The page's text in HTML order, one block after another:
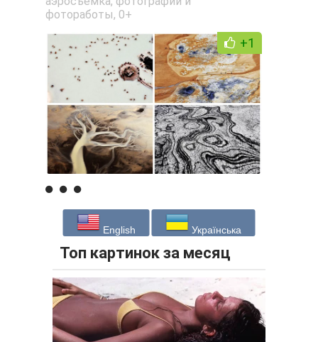
фотоработы, 0+
+1
English Українська
Топ картинок за месяц